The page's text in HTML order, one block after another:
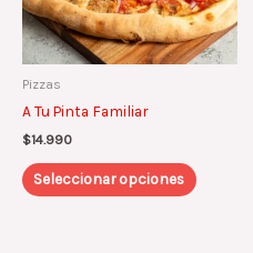
Pizzas
A Tu Pinta Familiar
$14.990
Seleccionar opciones
se
pueden
elegir